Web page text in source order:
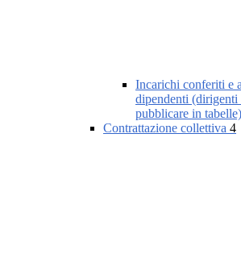
Incarichi conferiti e
dipendenti
pubblicare in tabelle)
Contrattazione collettiva 4